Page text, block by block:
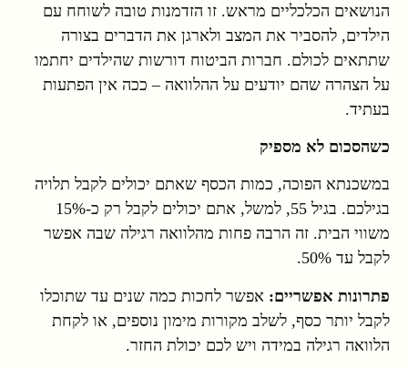
הנושאים הכלכליים מראש. זו הזדמנות טובה לשוחח עם
הילדים, להסביר את המצב ולארגן את הדברים בצורה
שתתאים לכולם. חברות הביטוח דורשות שהילדים יחתמו
על הצהרה שהם יודעים על ההלוואה – ככה אין הפתעות
בעתיד.
כשהסכום לא מספיק
במשכנתא הפוכה, כמות הכסף שאתם יכולים לקבל תלויה
בגילכם. בגיל 55, למשל, אתם יכולים לקבל רק כ-15%
משווי הבית. זה הרבה פחות מהלוואה רגילה שבה אפשר
לקבל עד 50%.
פתרונות אפשריים: אפשר לחכות כמה שנים עד שתוכלו
לקבל יותר כסף, לשלב מקורות מימון נוספים, או לקחת
הלוואה רגילה במידה ויש לכם יכולת החזר.